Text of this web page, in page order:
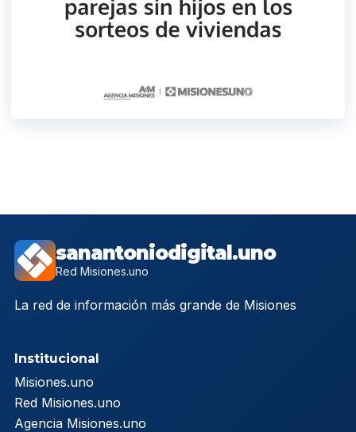
sanantoniodigital.uno
Red Misiones.uno
La red de información más grande de Misiones
Institucional
Misiones.uno
Red Misiones.uno
Agencia Misiones.uno